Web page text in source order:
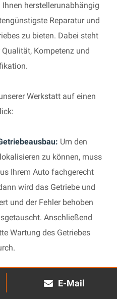
E-Mail
herstellerunabhängig
Reparatur und
zu bieten. Dabei steht
Kompetenz und
Werkstatt auf einen
Um den
zu können, muss
Ihrem Auto fachgerecht
wird das Getriebe und
und der Fehler behoben
Anschließend
Wartung des Getriebes
Reparatur eines komplexen
aufwendig und benötigt